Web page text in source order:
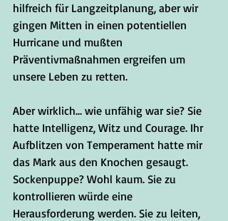
hilfreich für Langzeitplanung, aber wir
gingen Mitten in einen potentiellen
Hurricane und mußten
Präventivmaßnahmen ergreifen um
unsere Leben zu retten.
Aber wirklich... wie unfähig war sie? Sie
hatte Intelligenz, Witz und Courage. Ihr
Aufblitzen von Temperament hatte mir
das Mark aus den Knochen gesaugt.
Sockenpuppe? Wohl kaum. Sie zu
kontrollieren würde eine
Herausforderung werden. Sie zu leiten,